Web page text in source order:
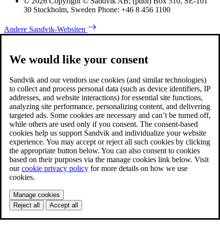
30 Stockholm, Sweden Phone: +46 8 456 1100
Andere Sandvik-Websiten
We would like your consent
Sandvik and our vendors use cookies (and similar technologies)
to collect and process personal data (such as device identifiers, IP
addresses, and website interactions) for essential site functions,
analyzing site performance, personalizing content, and delivering
targeted ads. Some cookies are necessary and can’t be turned off,
while others are used only if you consent. The consent-based
cookies help us support Sandvik and individualize your website
experience. You may accept or reject all such cookies by clicking
the appropriate button below. You can also consent to cookies
based on their purposes via the manage cookies link below. Visit
ourcookie privacy policy for more details on how we use
cookies.
Manage cookies
Reject all
Accept all